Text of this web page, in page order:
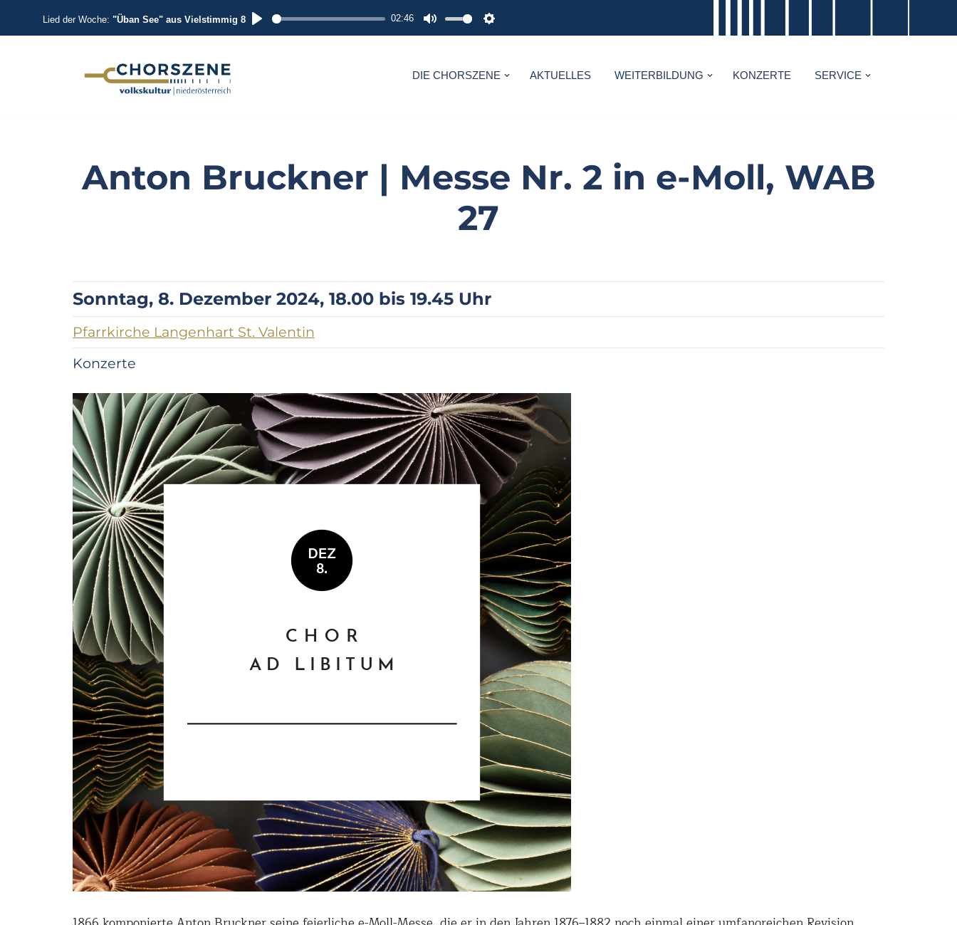
Lied der Woche: "Üban See" aus Vielstimmig 8
P
02:46
M
T
S
T
S
DIE CHORSZENE AKTUELLES WEITERBILDUNG KONZERTE SERVICE
Anton Bruckner | Messe Nr. 2 in e-Moll, WAB
27
Sonntag, 8. Dezember 2024, 18.00 bis 19.45 Uhr
Pfarrkirche Langenhart St. Valentin
Konzerte